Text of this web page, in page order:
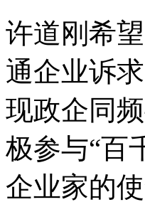
许道刚希
通企业诉
现政企同
极参与“百
企业家的使